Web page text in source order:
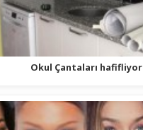
Okul Çantaları hafifliyor